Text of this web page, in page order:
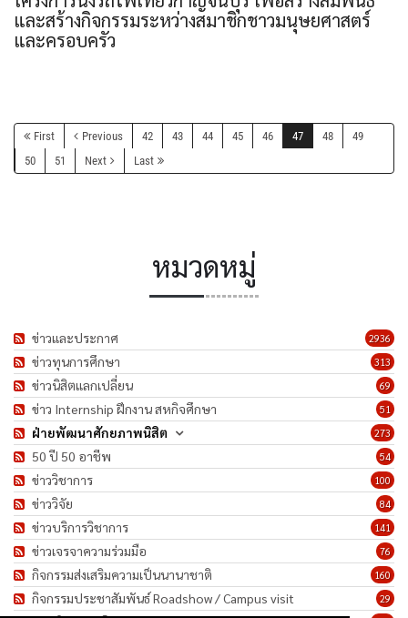
และสร้างกิจกรรมระหว่างสมาชิกชาวมนุษยศาสตร์
และครอบครัว
First Previous 42 43 44 45 46 47 48
49
50
51 Next Last
หมวดหมู่
2936
ข่าวและประกาศ
313
ข่าวทุนการศึกษา
69
ข่าวนิสิตแลกเปลี่ยน
51
ข่าว Internship ฝึกงาน สหกิจศึกษา
273
ฝ่ายพัฒนาศักยภาพนิสิต
54
50 ปี 50 อาชีพ
100
ข่าววิชาการ
84
ข่าววิจัย
141
ข่าวบริการวิชาการ
76
ข่าวเจรจาความร่วมมือ
160
กิจกรรมส่งเสริมความเป็นนานาชาติ
29
กิจกรรมประชาสัมพันธ์ Roadshow / Campus visit